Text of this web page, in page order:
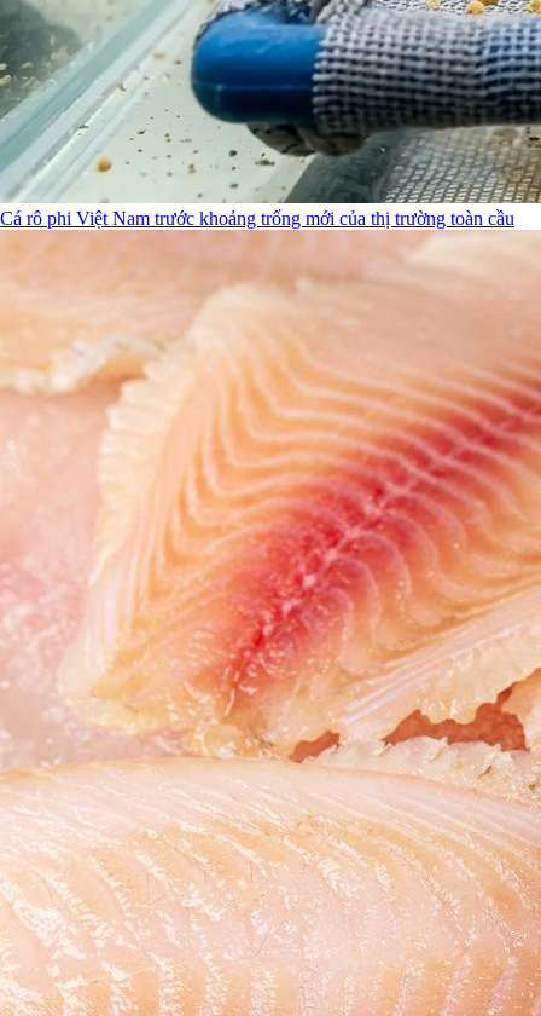
Cá rô phi Việt Nam trước khoảng trống mới của thị trường toàn cầu